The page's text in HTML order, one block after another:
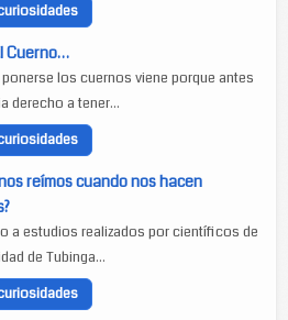
Cuerno…
los cuernos viene porque antes
derecho a tener...
reímos cuando nos hacen
a estudios realizados por científicos de
de Tubinga...